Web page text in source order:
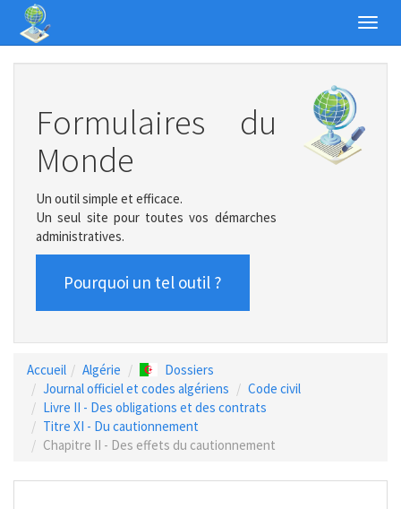
Formulaires du
Monde
Un outil simple et efficace.
Un seul site pour toutes vos démarches
administratives.
Pourquoi un tel outil ?
Accueil Algérie
Dossiers
Journal officiel et codes algériens
Code civil
Livre II - Des obligations et des contrats
Titre XI - Du cautionnement
Chapitre II - Des effets du cautionnement